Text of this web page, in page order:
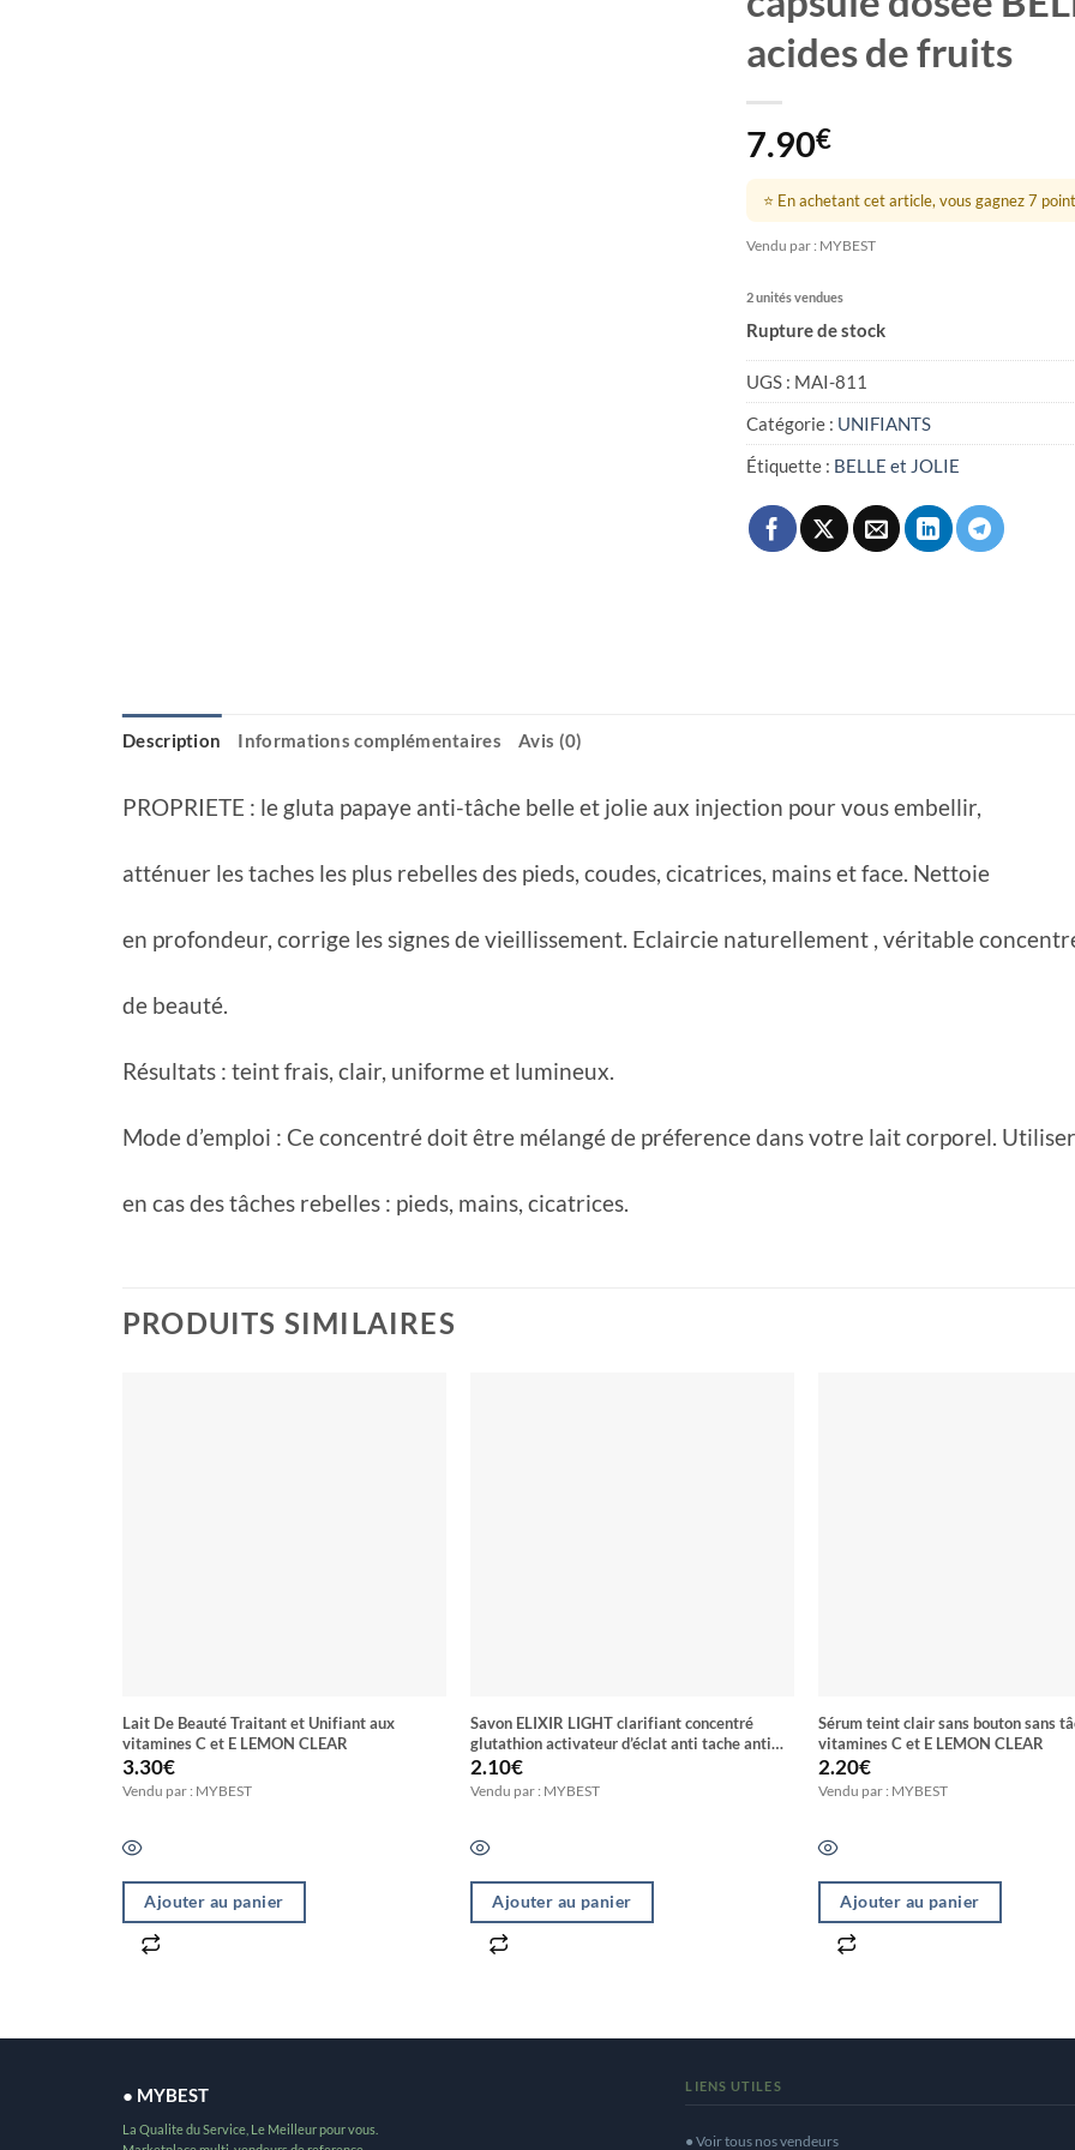
acides de fruits
7.90€
⭐ En achetant cet article, vous gagnez 7
Vendu par : MYBEST
2 unités vendues
Rupture de stock
UGS : MAI-811
Catégorie : UNIFIANTS
Étiquette : BELLE et JOLIE
Description Informations complémentaires Avis (0)
PROPRIETE : le gluta papaye anti-tâche belle et jolie aux injection pour vous embellir,
atténuer les taches les plus rebelles des pieds, coudes, cicatrices, mains et face. Nettoie
en profondeur, corrige les signes de vieillissement. Eclaircie naturellement , véritable
de beauté.
Résultats : teint frais, clair, uniforme et lumineux.
Mode d’emploi : Ce concentré doit être mélangé de préference dans votre lait corporel.
en cas des tâches rebelles : pieds, mains, cicatrices.
PRODUITS SIMILAIRES
Lait De Beauté Traitant et Unifiant aux
vitamines C et E LEMON CLEAR
3.30€
Vendu par : MYBEST
Ajouter au panier
Savon ELIXIR LIGHT clarifiant concentré
glutathion activateur d’éclat anti tache anti
vergeture corps et visage SPF 45
2.10€
Vendu par : MYBEST
Ajouter au panier
Sérum teint clair sans bouton sans
vitamines C et E LEMON CLEAR
2.20€
Vendu par : MYBEST
Ajouter au panier
● MYBEST
La Qualite du Service, Le Meilleur pour vous.
LIENS UTILES
● Voir tous nos vendeurs